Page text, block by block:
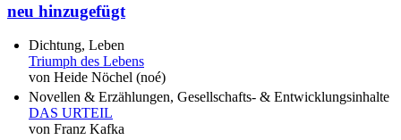
neu hinzugefügt
Dichtung, Leben
Triumph des Lebens
von Heide Nöchel (noé)
Novellen & Erzählungen, Gesellschafts- & Entwicklungsinhalte
DAS URTEIL
von Franz Kafka